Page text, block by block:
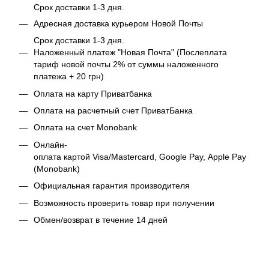
Срок доставки 1-3 дня.
Адресная доставка курьером Новой Почты
Срок доставки 1-3 дня.
Наложенный платеж "Новая Почта" (Послеплата
тариф новой почты 2% от суммы наложенного
платежа + 20 грн)
Оплата на карту Приватбанка
Оплата на расчетный счет ПриватБанка
Оплата на счет Monobank
Онлайн-
оплата картой Visa/Mastercard, Google Pay, Apple Pay
(Monobank)
Официальная гарантия производителя
Возможность проверить товар при получении
Обмен/возврат в течение 14 дней